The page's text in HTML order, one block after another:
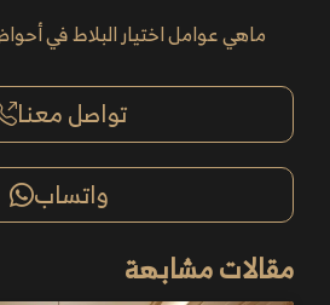
ماهي عوامل اختيار البلاط في
تواصل معنا
واتساب
مقالات مشابهة